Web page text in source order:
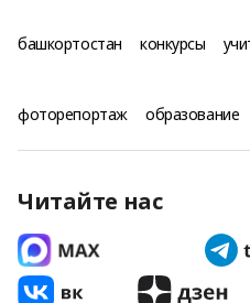
башкортостан конкурсы
фоторепортаж образование
Читайте нас